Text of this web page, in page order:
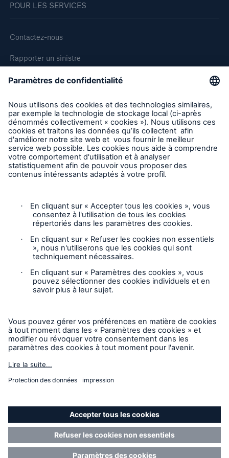
POUR LES SERVICES
Contactez-nous
Rapporter un sinistre
Demande de soumission d'assurance - Bris des équipments
Demander une inspection
Suivre HSB Canada
Vie privée
Mentions légales
Responsable des plaintes
Paramètres des cookies
Mode accessibilité
© 2026 La Compagnie d’Inspection et d’Assurance
HSB. Tous droits réservés. Ce contenu est destiné
n’invalide aucune des dispositions, exclusions, termes ou
conditions de la police et des avenants. Pour connaître les
termes et dispositions spécifiques, veuillez vous référer au
formulaire de garantie.